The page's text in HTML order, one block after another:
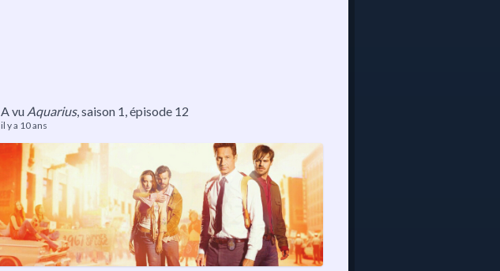
A vu Aquarius, saison 1, épisode 12
il y a 10 ans